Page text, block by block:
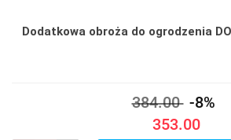
Dodatkowa obroża do ogrodzenia
384.00 -8%
353.00